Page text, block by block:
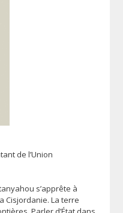
de l’Union
s’apprête à
Cisjordanie. La terre